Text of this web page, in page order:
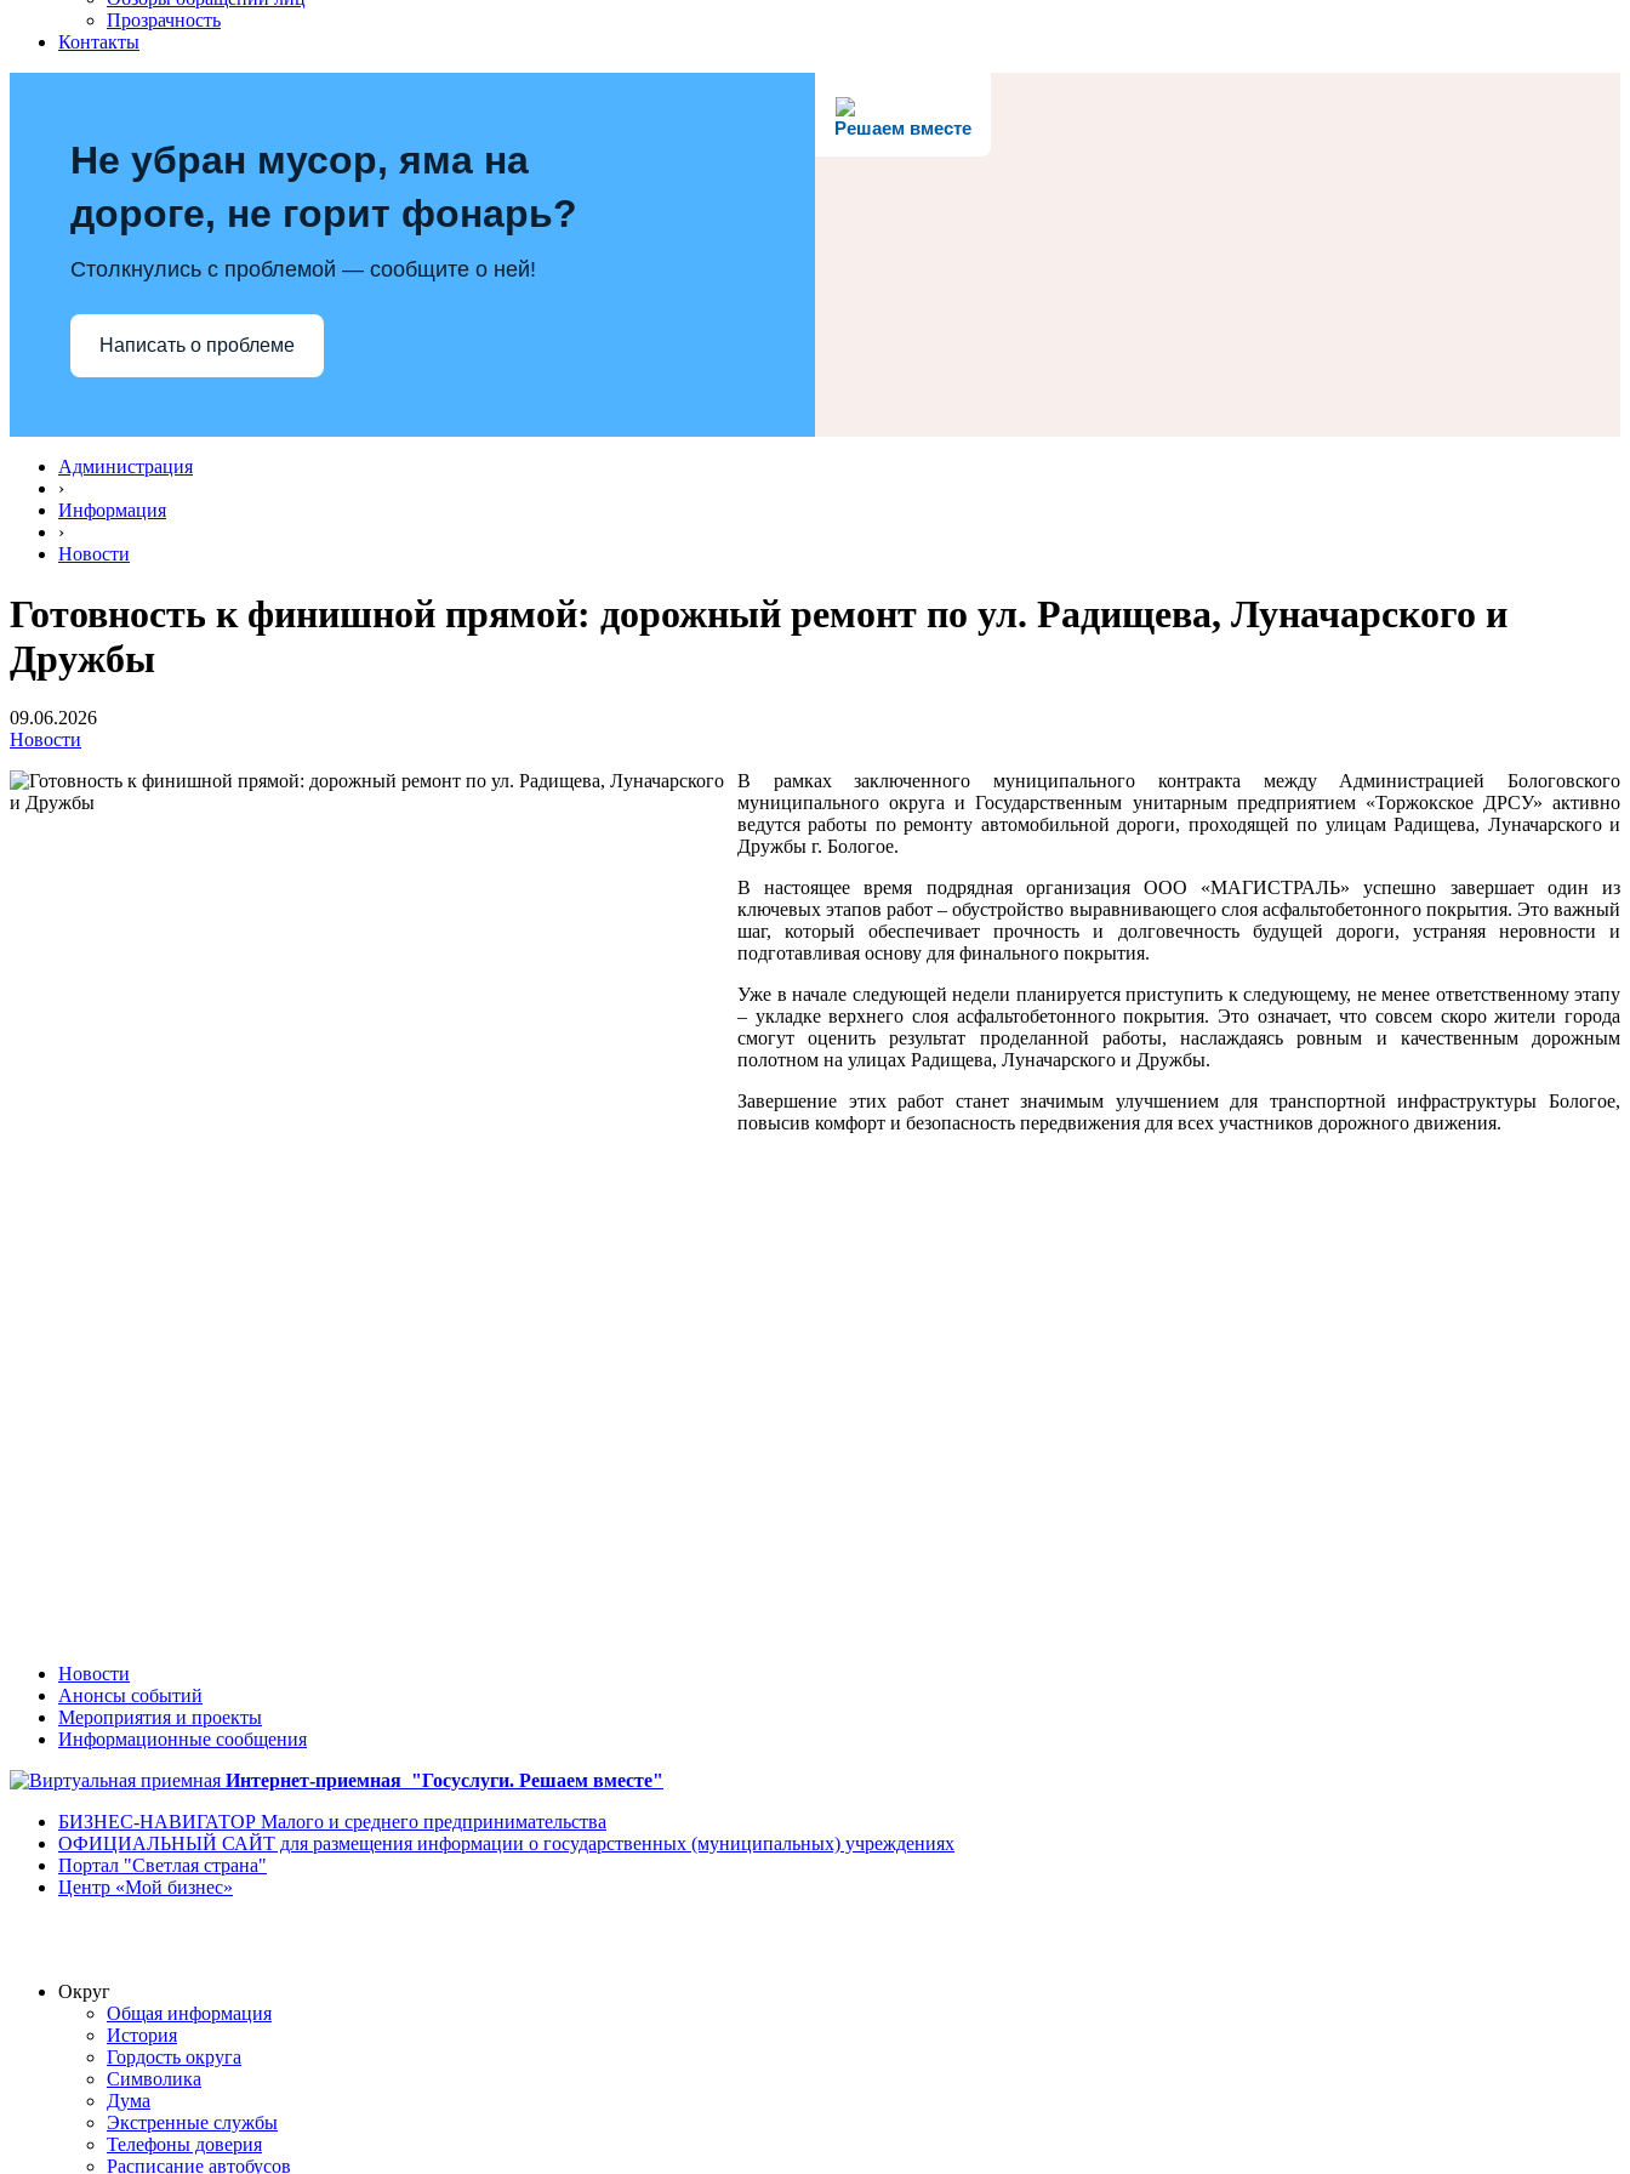
Прозрачность
Контакты
Решаем вместе
Не убран мусор, яма на
дороге, не горит фонарь?
Столкнулись с проблемой — сообщите о ней!
Написать о проблеме
Администрация
›
Информация
›
Новости
Готовность к финишной прямой: дорожный ремонт по ул. Радищева, Луначарского и
Дружбы
09.06.2026
Новости
В рамках заключенного муниципального контракта между Администрацией Бологовского
муниципального округа и Государственным унитарным предприятием «Торжокское ДРСУ» активно
ведутся работы по ремонту автомобильной дороги, проходящей по улицам Радищева, Луначарского и
Дружбы г. Бологое.
В настоящее время подрядная организация ООО «МАГИСТРАЛЬ» успешно завершает один из
ключевых этапов работ – обустройство выравнивающего слоя асфальтобетонного покрытия. Это важный
шаг, который обеспечивает прочность и долговечность будущей дороги, устраняя неровности и
подготавливая основу для финального покрытия.
Уже в начале следующей недели планируется приступить к следующему, не менее ответственному этапу
– укладке верхнего слоя асфальтобетонного покрытия. Это означает, что совсем скоро жители города
смогут оценить результат проделанной работы, наслаждаясь ровным и качественным дорожным
полотном на улицах Радищева, Луначарского и Дружбы.
Завершение этих работ станет значимым улучшением для транспортной инфраструктуры Бологое,
повысив комфорт и безопасность передвижения для всех участников дорожного движения.
Новости
Анонсы событий
Мероприятия и проекты
Информационные сообщения
Интернет-приемная "Госуслуги. Решаем вместе"
БИЗНЕС-НАВИГАТОР Малого и среднего предпринимательства
ОФИЦИАЛЬНЫЙ САЙТ для размещения информации о государственных (муниципальных) учреждениях
Портал "Светлая страна"
Центр «Мой бизнес»
Округ
Общая информация
История
Гордость округа
Символика
Дума
Экстренные службы
Телефоны доверия
Расписание автобусов